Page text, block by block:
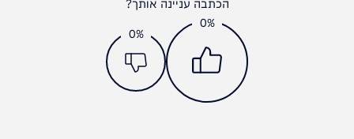
0%
0%